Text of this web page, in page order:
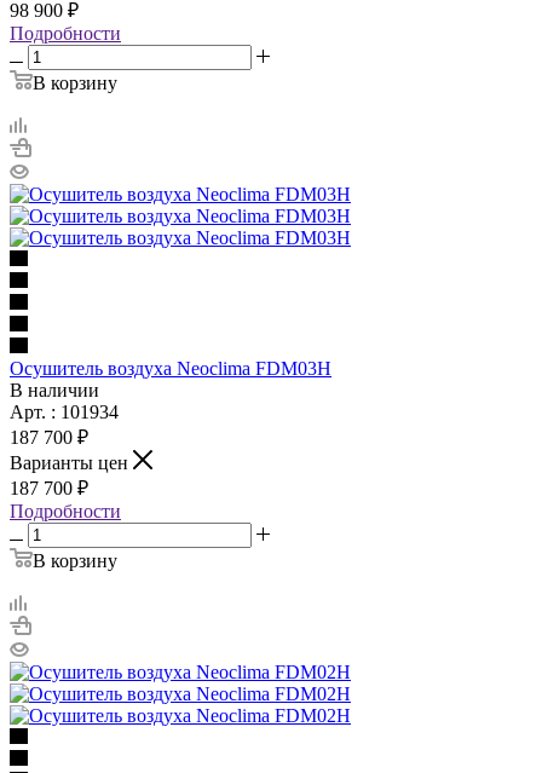
98 900 ₽
Подробности
В корзину
Осушитель воздуха Neoclima FDM03H
В наличии
Арт. : 101934
187 700 ₽
Варианты цен
187 700 ₽
Подробности
В корзину